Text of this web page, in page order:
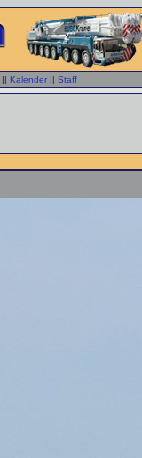
|| Kalender || Staff